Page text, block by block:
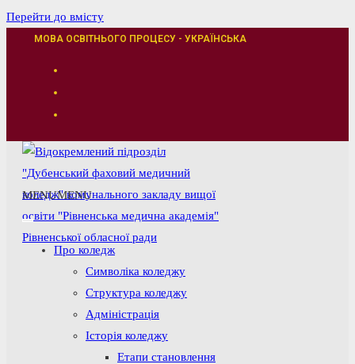
Перейти до вмісту
МОВА ОСВІТНЬОГО ПРОЦЕСУ - УКРАЇНСЬКА
MENUMENU
Про коледж
Символіка коледжу
Структура коледжу
Адміністрація
Історія коледжу
Етапи становлення